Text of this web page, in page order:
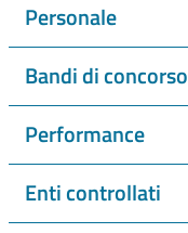
Personale
Bandi di concorso
Performance
Enti controllati